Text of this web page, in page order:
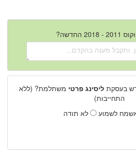
בעסקת ליסינג פרטי משתלמת? (ללא
התחייבות)
לשמוע
לא תודה